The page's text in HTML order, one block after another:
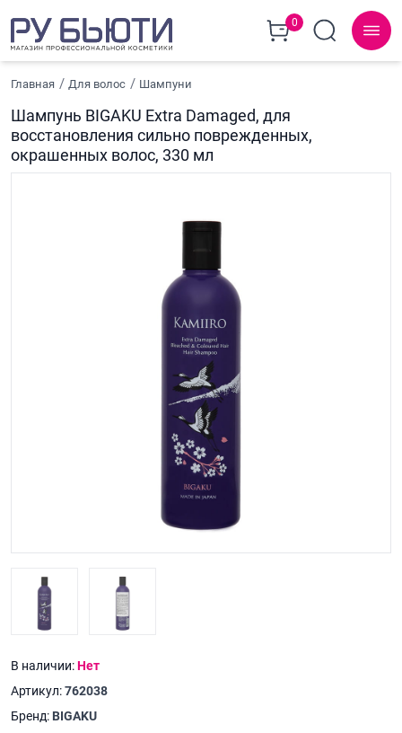
0
Главная Для волос Шампуни
Шампунь BIGAKU Extra Damaged, для
восстановления сильно поврежденных,
окрашенных волос, 330 мл
В наличии:Нет
Артикул:762038
Бренд: BIGAKU